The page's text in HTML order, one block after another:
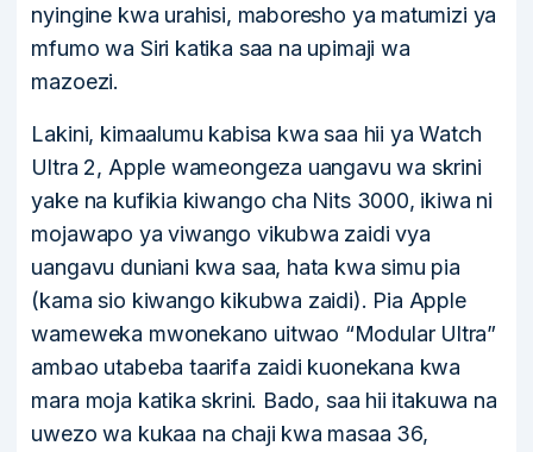
nyingine kwa urahisi, maboresho ya matumizi ya
mfumo wa Siri katika saa na upimaji wa
mazoezi.
Lakini, kimaalumu kabisa kwa saa hii ya Watch
Ultra 2, Apple wameongeza uangavu wa skrini
yake na kufikia kiwango cha Nits 3000, ikiwa ni
mojawapo ya viwango vikubwa zaidi vya
uangavu duniani kwa saa, hata kwa simu pia
(kama sio kiwango kikubwa zaidi). Pia Apple
wameweka mwonekano uitwao “Modular Ultra”
ambao utabeba taarifa zaidi kuonekana kwa
mara moja katika skrini. Bado, saa hii itakuwa na
uwezo wa kukaa na chaji kwa masaa 36,